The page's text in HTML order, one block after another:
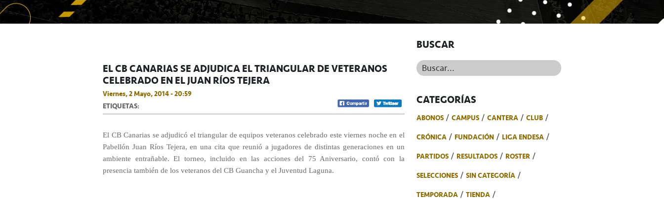
EL CB CANARIAS SE ADJUDICA EL TRIANGULAR DE VETERANOS
CELEBRADO EN EL JUAN RÍOS TEJERA
Viernes, 2 Mayo, 2014 - 20:59
ETIQUETAS:
El CB Canarias se adjudicó el triangular de equipos veteranos celebrado este viernes noche en el
Pabellón Juan Ríos Tejera, en una cita que reunió a jugadores de distintas generaciones en un
ambiente entrañable. El torneo, incluido en las acciones del 75 Aniversario, contó con la
presencia también de los veteranos del CB Guancha y el Juventud Laguna.
BUSCAR
Buscar...
CATEGORÍAS
ABONOS CAMPUS CANTERA
CLUB
CRÓNICA
FUNDACIÓN
LIGA ENDESA
PARTIDOS
RESULTADOS
ROSTER
SELECCIONES
SIN CATEGORÍA
TEMPORADA
TIENDA